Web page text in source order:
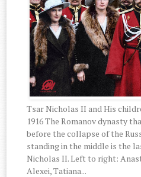
Tsar Nicholas II and His
1916 The Romanov dynasty
before the collapse of the
standing in the middle is the
Nicholas II. Left to right:
Alexei, Tatiana...